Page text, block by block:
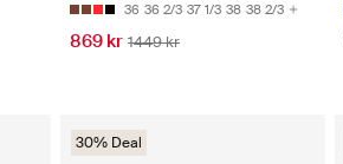
36 36 2/3 37 1/3 38 38 2/3
869 kr 1449 kr
30% Deal